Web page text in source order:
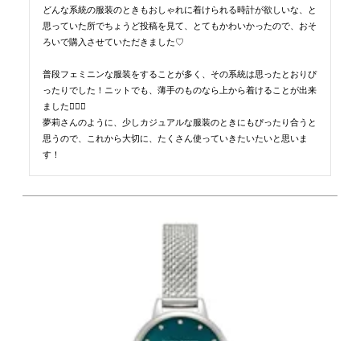
どんな系統の服装のときもおしゃれに着けられる時計が欲しいな、と
思っていた所でちょうど投稿を見て、とてもかわいかったので、おそ
ろいで購入させていただきました♡
普段フェミニンな服装をすることが多く、その系統は思ったとおりぴ
ったりでした！ニットでも、薄手のものなら上から着けることが出来
ました🙆🏻‍♂️
夢莉さんのように、少しカジュアルな服装のときにもぴったり合うと
思うので、これから大切に、たくさん使っていきたいたいと思いま
す！